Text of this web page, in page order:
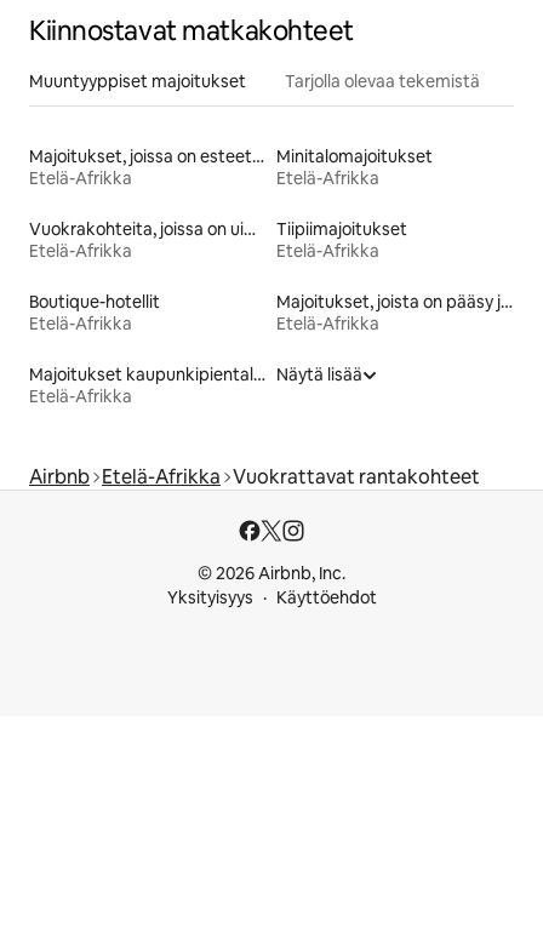
Kiinnostavat matkakohteet
Muuntyyppiset majoitukset Tarjolla olevaa tekemistä
Majoitukset, joissa on esteetön vuode
Etelä-Afrikka
Minitalomajoitukset
Etelä-Afrikka
Vuokrakohteita, joissa on uima-allas
Etelä-Afrikka
Tiipiimajoitukset
Etelä-Afrikka
Boutique-hotellit
Etelä-Afrikka
Majoitukset, joista on pääsy järvelle
Etelä-Afrikka
Majoitukset kaupunkipientaloissa
Etelä-Afrikka
Näytä lisää
Airbnb Etelä-Afrikka Vuokrattavat rantakohteet
© 2026 Airbnb, Inc.
Yksityisyys
Käyttöehdot